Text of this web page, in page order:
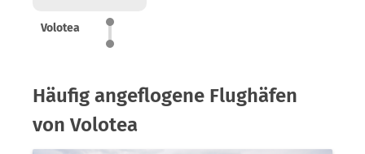
Volotea
Häufig angeflogene Flughäfen
von Volotea